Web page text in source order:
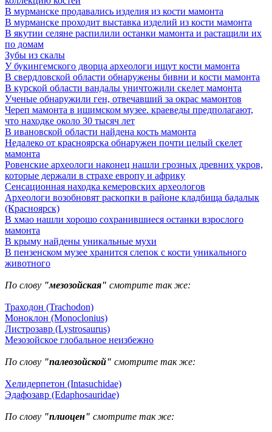
В мурманске продавались изделия из кости мамонта
В мурманске проходит выставка изделий из кости мамонта
В якутии селяне распилили останки мамонта и растащили их
по домам
Зубы из скалы
У букингемского дворца археологи ищут кости мамонта
В свердловской области обнаружены бивни и кости мамонта
В курской области вандалы уничтожили скелет мамонта
Ученые обнаружили ген, отвечавший за окрас мамонтов
Череп мамонта в ишимском музее. краеведы предполагают,
что находке около 30 тысяч лет
В ивановской области найдена кость мамонта
Недалеко от красноярска обнаружен почти целый скелет
мамонта
Ровенские археологи наконец нашли грозных древних укров,
которые держали в страхе европу и африку
Сенсационная находка кемеровских археологов
Археологи возобновят раскопки в районе кладбища бадалык
(Красноярск)
В хмао нашли хорошо сохранившиеся останки взрослого
мамонта
В крыму найдены уникальные мухи
В пензенском музее хранится слепок с кости уникального
животного
По слову "мезозойская" смотрите так же:
Траходон (Trachodon)
Моноклон (Monoclonius)
Листрозавр (Lystrosaurus)
Мезозойское глобальное неизбежно
По слову "палеозойской" смотрите так же:
Хелидерпетон (Intasuchidae)
Эдафозавр (Edaphosauridae)
По слову "плиоцен" смотрите так же: